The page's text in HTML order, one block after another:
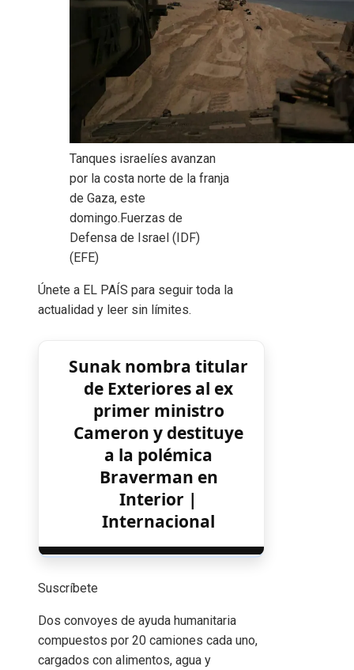
Tanques israelíes avanzan
por la costa norte de la franja
de Gaza, este
domingo.Fuerzas de
Defensa de Israel (IDF)
(EFE)
Únete a EL PAÍS para seguir toda la
actualidad y leer sin límites.
Sunak nombra titular
de Exteriores al ex
primer ministro
Cameron y destituye
a la polémica
Braverman en
Interior |
Internacional
Suscríbete
Dos convoyes de ayuda humanitaria
compuestos por 20 camiones cada uno,
cargados con alimentos, agua y